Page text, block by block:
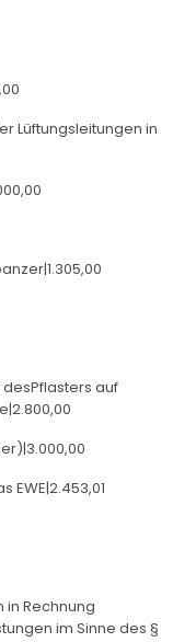
Lüftungsleitungen in
desPflasters auf
EWE|2.453,01
in Rechnung
im Sinne des §